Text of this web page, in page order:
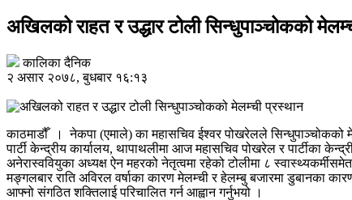
अखिलको राहत र उद्धार टोली सिन्धुपाञ्चोकको
कालिका दैनिक
२ असार २०७८, बुधबार १६:१३
काठमाडौँ । नेकपा (एमाले) का महासचिव ईश्वर पोखरेलले सिन्धुपाञ्चोकको
पार्टी केन्द्रीय कार्यालय, थापाथलीमा आज महासचिव पोखरेल र पार्टीका
अनेरास्ववियुका अध्यक्ष ऐन महरको नेतृत्वमा रहेको टोलीमा ८
मङ्गलबार राति अविरल वर्षाका कारण मेलम्ची र हेलम्बु बजारमा डुबानका
आफ्नो संगठित शक्तिलाई परिचालित गर्न आह्वान गर्नुभयो ।